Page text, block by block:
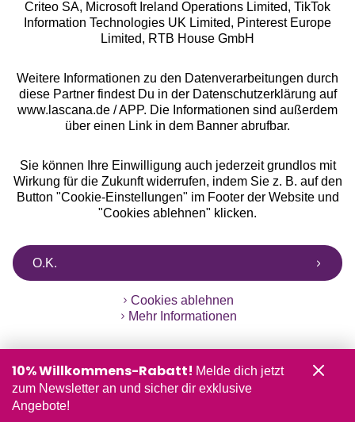
Alle Preise inkl. MwSt., zzgl.
Versandkosten
** Bonität vorausgesetzt, berechtigt zur Bonitätsprüfung
Criteo SA, Microsoft Ireland Operations Limited, TikTok
Information Technologies UK Limited, Pinterest Europe
Limited, RTB House GmbH
Weitere Informationen zu den Datenverarbeitungen durch
diese Partner findest Du in der Datenschutzerklärung auf
www.lascana.de / APP. Die Informationen sind außerdem
über einen Link in dem Banner abrufbar.
Sie können Ihre Einwilligung auch jederzeit grundlos mit
Wirkung für die Zukunft widerrufen, indem Sie z. B. auf den
Button "Cookie-Einstellungen" im Footer der Website und
"Cookies ablehnen" klicken.
O.K.
Cookies ablehnen
Mehr Informationen
10% Willkommens-Rabatt! Melde dich jetzt
zum Newsletter an und sicher dir exklusive
Angebote!